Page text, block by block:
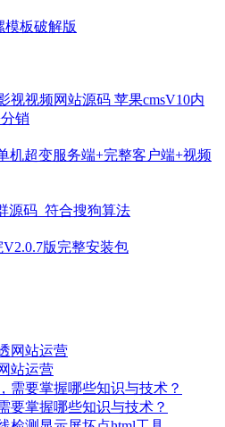
模板破解版
视视频网站源码 苹果cmsV10内
销
机超变服务端+完整客户端+视频
源码_符合搜狗算法
版完整安装包
站运营
要掌握哪些知识与技术？